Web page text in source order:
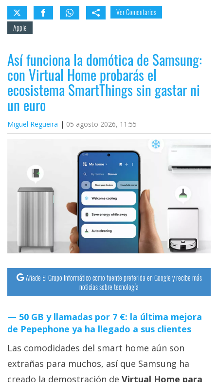
Ver Comentarios
Apple
Así funciona la domótica de Samsung:
con Virtual Home probarás el
ecosistema SmartThings sin gastar ni
un euro
Miguel Regueira 05 agosto 2026, 11:55
Añade El Grupo Informático como fuente preferida en Google y recibe más
noticias sobre tecnología
50 GB y llamadas por 7 €: la última mejora
de Pepephone ya ha llegado a sus clientes
Las comodidades del smart home aún son
extrañas para muchos, así que Samsung ha
creado la demostración de Virtual Home para